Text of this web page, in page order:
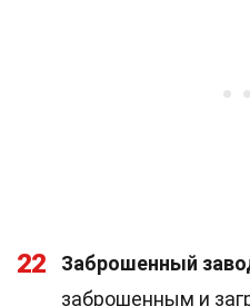
22 Заброшенный
заброшенным и